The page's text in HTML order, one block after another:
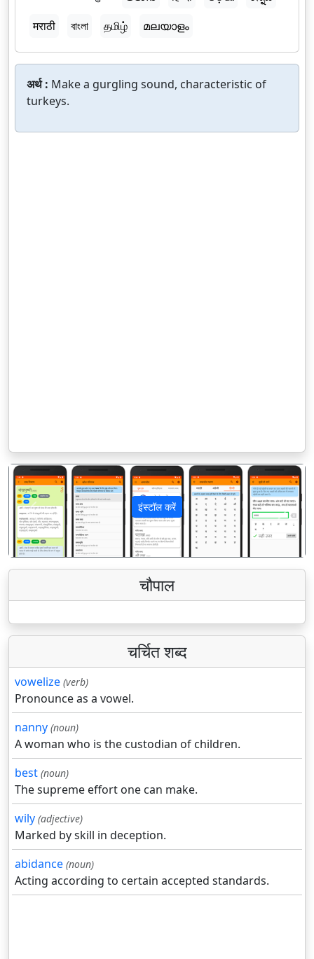
मराठी
বাংলা தமிழ் മലയാളം
अर्थ : Make a gurgling sound, characteristic of
turkeys.
इंस्टॉल करें
पिछला अगला
चौपाल
चर्चित शब्द
vowelize (verb)
Pronounce as a vowel.
nanny (noun)
A woman who is the custodian of children.
best (noun)
The supreme effort one can make.
wily (adjective)
Marked by skill in deception.
abidance (noun)
Acting according to certain accepted standards.